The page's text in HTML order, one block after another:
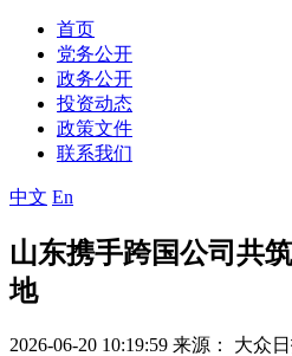
首页
党务公开
政务公开
投资动态
政策文件
联系我们
中文 En
山东携手跨国公司共
地
2026-06-20 10:19:59 来源： 大众